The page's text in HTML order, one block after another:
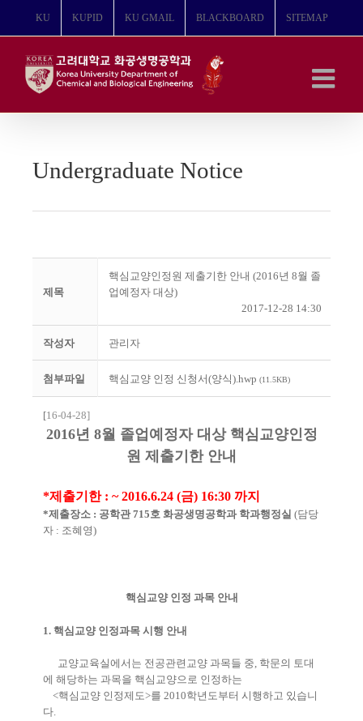
뛰
KU KUPID KU GMAIL BLACKBOARD SITEMAP
Undergraduate Notice
제목
핵심교양인정원 제출기한 안내 (2016년 8월 졸
업예정자 대상)
2017-12-28 14:30
작성자 관리자
첨부파일 핵심교양 인정 신청서(양식).hwp (11.5KB)
[16-04-28]
2016년 8월 졸업예정자 대상 핵심교양인정
원 제출기한 안내
*제출기한 : ~ 2016.6.24 (금) 16:30 까지
*제출장소 : 공학관715호 화공생명공학과 학과행정실 (담당
자 : 조혜영)
핵심교양 인정 과목 안내
1. 핵심교양 인정과목 시행 안내
교양교육실에서는 전공관련교양 과목들 중, 학문의 토대
에 해당하는 과목을 핵심교양으로 인정하는
<핵심교양 인정제도>를 2010학년도부터 시행하고 있습니
다.